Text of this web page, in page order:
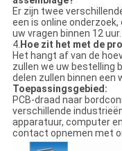
Er zijn twee
een is online
uw vragen binnen 12 uur.
4. Hoe zit het met de
Het hangt af van de
zullen we uw bestelling
delen zullen binnen een
Toepassingsgebied:
PCB-draad naar
verschillende
apparatuur, computer
contact opnemen met